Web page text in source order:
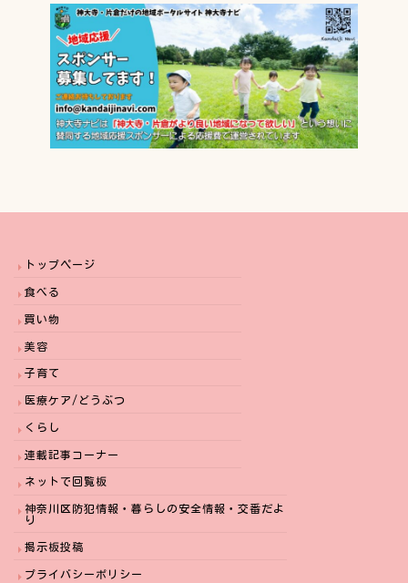
トップページ
食べる
買い物
美容
子育て
医療ケア/どうぶつ
くらし
連載記事コーナー
ネットで回覧板
神奈川区防犯情報・暮らしの安全情報・交番だよ
り
掲示板投稿
プライバシーポリシー